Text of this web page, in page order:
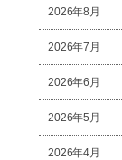
2026年8月
2026年7月
2026年6月
2026年5月
2026年4月